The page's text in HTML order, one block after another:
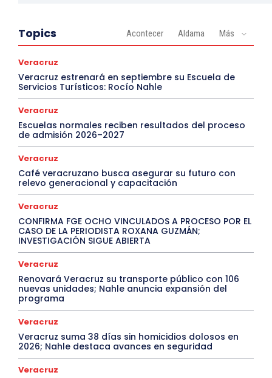
Topics Acontecer Aldama Más
Veracruz
Veracruz estrenará en septiembre su Escuela de
Servicios Turísticos: Rocío Nahle
Veracruz
Escuelas normales reciben resultados del proceso
de admisión 2026–2027
Veracruz
Café veracruzano busca asegurar su futuro con
relevo generacional y capacitación
Veracruz
CONFIRMA FGE OCHO VINCULADOS A PROCESO POR EL
CASO DE LA PERIODISTA ROXANA GUZMÁN;
INVESTIGACIÓN SIGUE ABIERTA
Veracruz
Renovará Veracruz su transporte público con 106
nuevas unidades; Nahle anuncia expansión del
programa
Veracruz
Veracruz suma 38 días sin homicidios dolosos en
2026; Nahle destaca avances en seguridad
Veracruz